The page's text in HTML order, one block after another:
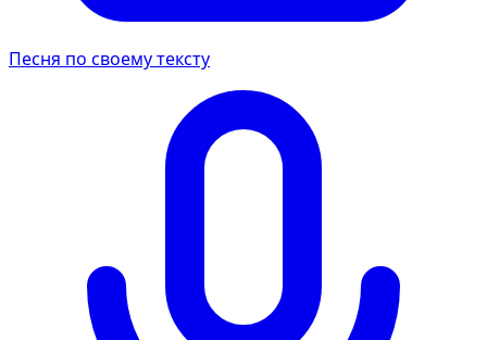
Песня по своему тексту